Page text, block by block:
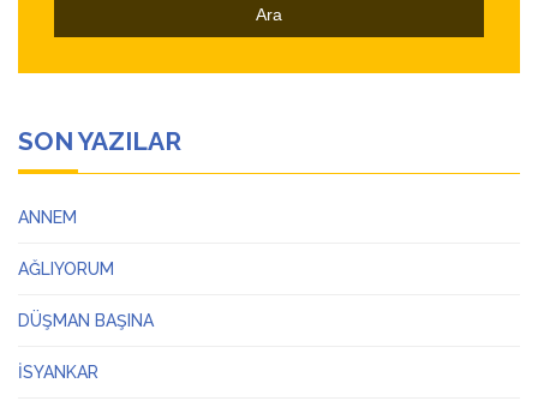
SON YAZILAR
ANNEM
AĞLIYORUM
DÜŞMAN BAŞINA
İSYANKAR